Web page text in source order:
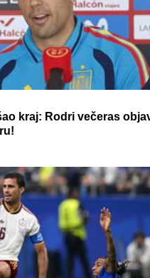
kraj: Rodri večeras